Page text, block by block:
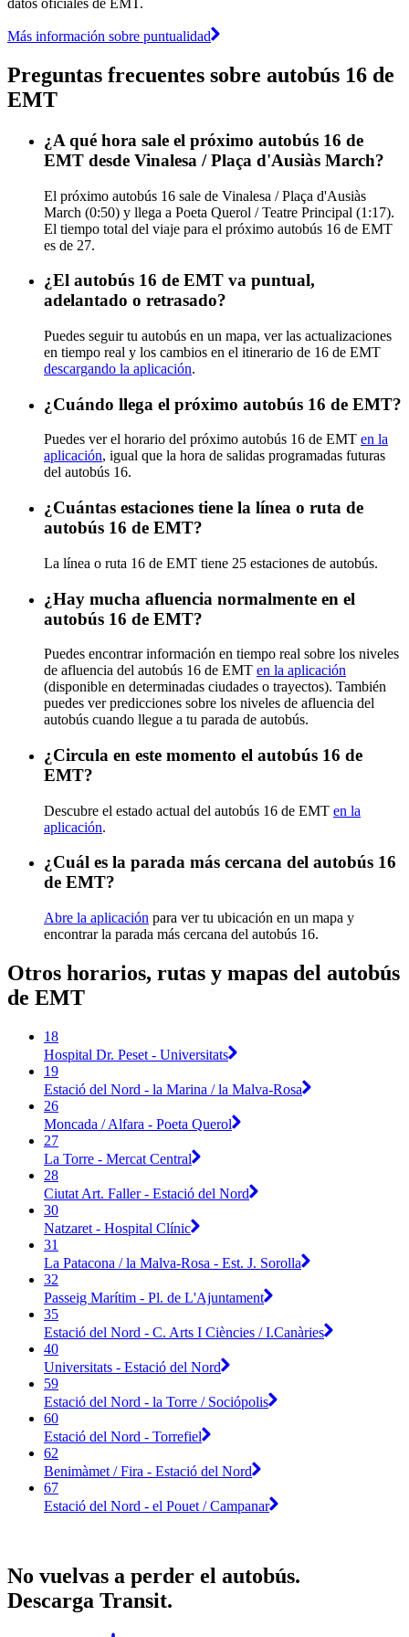
datos oficiales de EMT.
Más información sobre puntualidad
Preguntas frecuentes sobre autobús 16 de
EMT
¿A qué hora sale el próximo autobús 16 de
EMT desde Vinalesa / Plaça d'Ausiàs March?
El próximo autobús 16 sale de Vinalesa / Plaça d'Ausiàs
March (0:50) y llega a Poeta Querol / Teatre Principal (1:17).
El tiempo total del viaje para el próximo autobús 16 de EMT
es de 27.
¿El autobús 16 de EMT va puntual,
adelantado o retrasado?
Puedes seguir tu autobús en un mapa, ver las actualizaciones
en tiempo real y los cambios en el itinerario de 16 de EMT
descargando la aplicación.
¿Cuándo llega el próximo autobús 16 de EMT?
Puedes ver el horario del próximo autobús 16 de EMT en la
aplicación, igual que la hora de salidas programadas futuras
del autobús 16.
¿Cuántas estaciones tiene la línea o ruta de
autobús 16 de EMT?
La línea o ruta 16 de EMT tiene 25 estaciones de autobús.
¿Hay mucha afluencia normalmente en el
autobús 16 de EMT?
Puedes encontrar información en tiempo real sobre los niveles
de afluencia del autobús 16 de EMT en la aplicación
(disponible en determinadas ciudades o trayectos). También
puedes ver predicciones sobre los niveles de afluencia del
autobús cuando llegue a tu parada de autobús.
¿Circula en este momento el autobús 16 de
EMT?
Descubre el estado actual del autobús 16 de EMT en la
aplicación.
¿Cuál es la parada más cercana del autobús 16
de EMT?
Abre la aplicación para ver tu ubicación en un mapa y
encontrar la parada más cercana del autobús 16.
Otros horarios, rutas y mapas del autobús
de EMT
18
Hospital Dr. Peset - Universitats
19
Estació del Nord - la Marina / la Malva-Rosa
26
Moncada / Alfara - Poeta Querol
27
La Torre - Mercat Central
28
Ciutat Art. Faller - Estació del Nord
30
Natzaret - Hospital Clínic
31
La Patacona / la Malva-Rosa - Est. J. Sorolla
32
Passeig Marítim - Pl. de L'Ajuntament
35
Estació del Nord - C. Arts I Ciències / I.Canàries
40
Universitats - Estació del Nord
59
Estació del Nord - la Torre / Sociópolis
60
Estació del Nord - Torrefiel
62
Benimàmet / Fira - Estació del Nord
67
Estació del Nord - el Pouet / Campanar
No vuelvas a perder el autobús.
Descarga Transit.